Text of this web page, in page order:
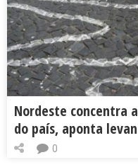
Nordeste concentra
do país, aponta
0